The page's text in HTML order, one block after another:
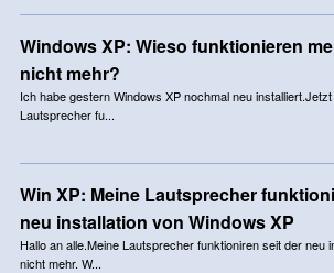
Windows XP: Wieso funktionieren
nicht mehr?
Ich habe gestern Windows XP nochmal neu
Lautsprecher fu...
Win XP: Meine Lautsprecher
neu installation von Windows XP
Hallo an alle.Meine Lautsprecher funktioniren seit der neu
nicht mehr. W...